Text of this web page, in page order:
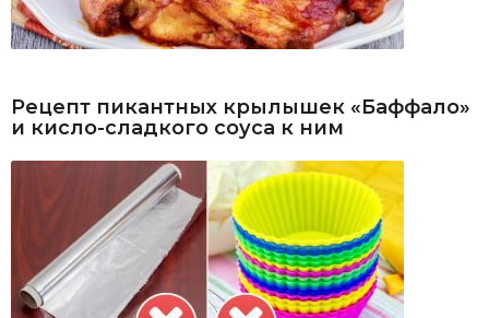
Рецепт пикантных крылышек «Баффало»
и кисло-сладкого соуса к ним